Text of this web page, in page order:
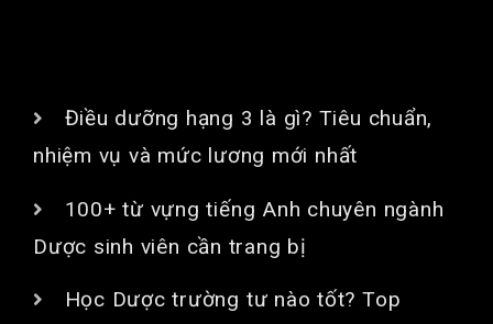
Điều dưỡng hạng 3 là gì? Tiêu chuẩn,
nhiệm vụ và mức lương mới nhất
100+ từ vựng tiếng Anh chuyên ngành
Dược sinh viên cần trang bị
Học Dược trường tư nào tốt? Top